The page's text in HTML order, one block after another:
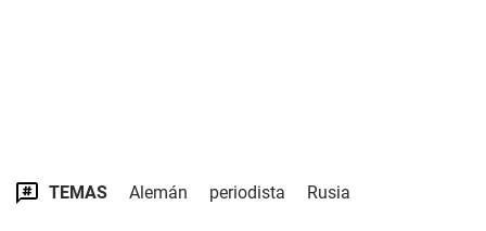
TEMAS Alemán periodista Rusia